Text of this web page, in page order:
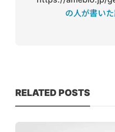
の人が書い
RELATED POSTS